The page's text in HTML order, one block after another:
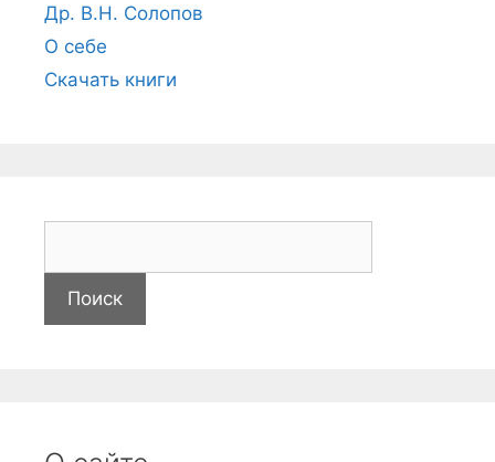
Др. В.Н. Солопов
О себе
Скачать книги
а
т